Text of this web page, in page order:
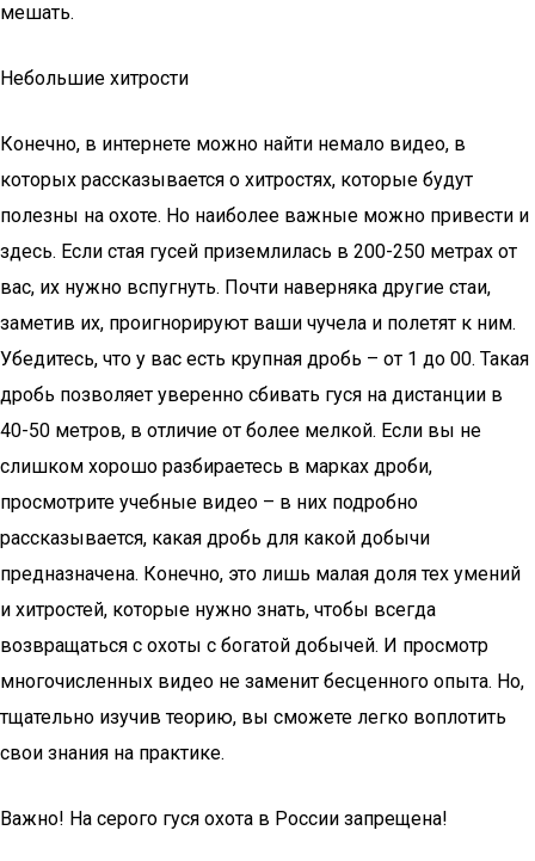
мешать.
Небольшие хитрости
Конечно, в интернете можно найти немало видео, в
которых рассказывается о хитростях, которые будут
полезны на охоте. Но наиболее важные можно привести и
здесь. Если стая гусей приземлилась в 200-250 метрах от
вас, их нужно вспугнуть. Почти наверняка другие стаи,
заметив их, проигнорируют ваши чучела и полетят к ним.
Убедитесь, что у вас есть крупная дробь – от 1 до 00. Такая
дробь позволяет уверенно сбивать гуся на дистанции в
40-50 метров, в отличие от более мелкой. Если вы не
слишком хорошо разбираетесь в марках дроби,
просмотрите учебные видео – в них подробно
рассказывается, какая дробь для какой добычи
предназначена. Конечно, это лишь малая доля тех умений
и хитростей, которые нужно знать, чтобы всегда
возвращаться с охоты с богатой добычей. И просмотр
многочисленных видео не заменит бесценного опыта. Но,
тщательно изучив теорию, вы сможете легко воплотить
свои знания на практике.
Важно! На серого гуся охота в России запрещена!